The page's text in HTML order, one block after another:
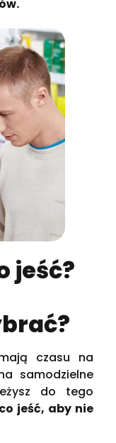
jeść?
czasu na
samodzielne
do tego
jeść, aby nie